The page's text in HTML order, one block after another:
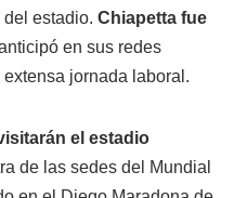
estadio. Chiapetta fue
en sus redes
jornada laboral.
el estadio
de las sedes del Mundial